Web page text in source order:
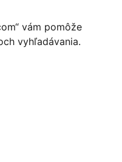
vám pomôže
vyhľadávania.